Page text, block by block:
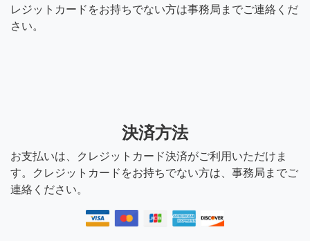
レジットカードをお持ちでない方は事務局までご連絡くだ
さい。
決済方法
お支払いは、クレジットカード決済がご利用いただけま
す。クレジットカードをお持ちでない方は、事務局までご
連絡ください。